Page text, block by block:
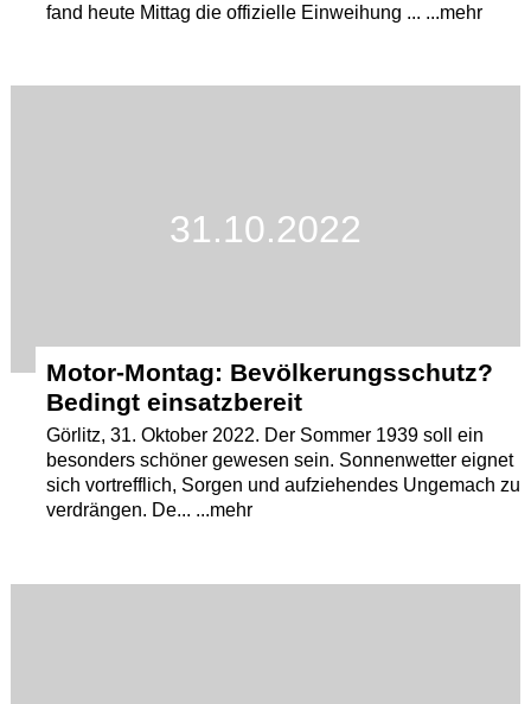
fand heute Mittag die offizielle Einweihung ... ...mehr
31.10.2022
Motor-Montag: Bevölkerungsschutz?
Bedingt einsatzbereit
Görlitz, 31. Oktober 2022. Der Sommer 1939 soll ein
besonders schöner gewesen sein. Sonnenwetter eignet
sich vortrefflich, Sorgen und aufziehendes Ungemach zu
verdrängen. De... ...mehr